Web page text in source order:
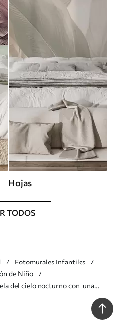
Hojas
TODOS
Fotomurales Infantiles
de Niño
del cielo nocturno con luna